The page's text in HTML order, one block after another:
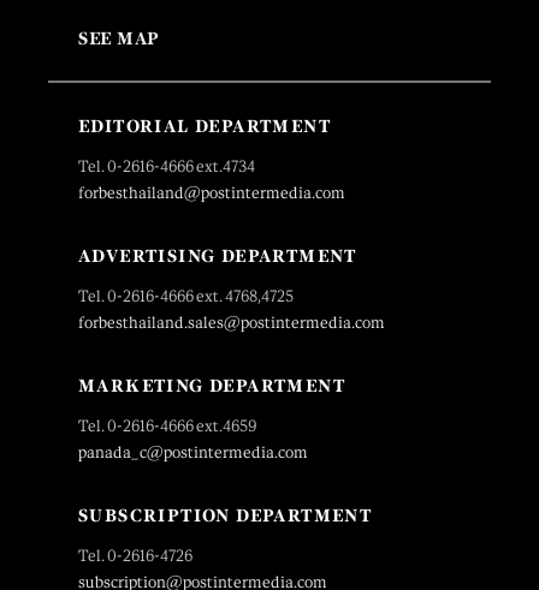
SEE MAP
EDITORIAL DEPARTMENT
Tel. 0-2616-4666 ext.4734
forbesthailand@postintermedia.com
ADVERTISING DEPARTMENT
Tel. 0-2616-4666 ext. 4768,4725
forbesthailand.sales@postintermedia.com
MARKETING DEPARTMENT
Tel. 0-2616-4666 ext.4659
panada_c@postintermedia.com
SUBSCRIPTION DEPARTMENT
Tel. 0-2616-4726
subscription@postintermedia.com